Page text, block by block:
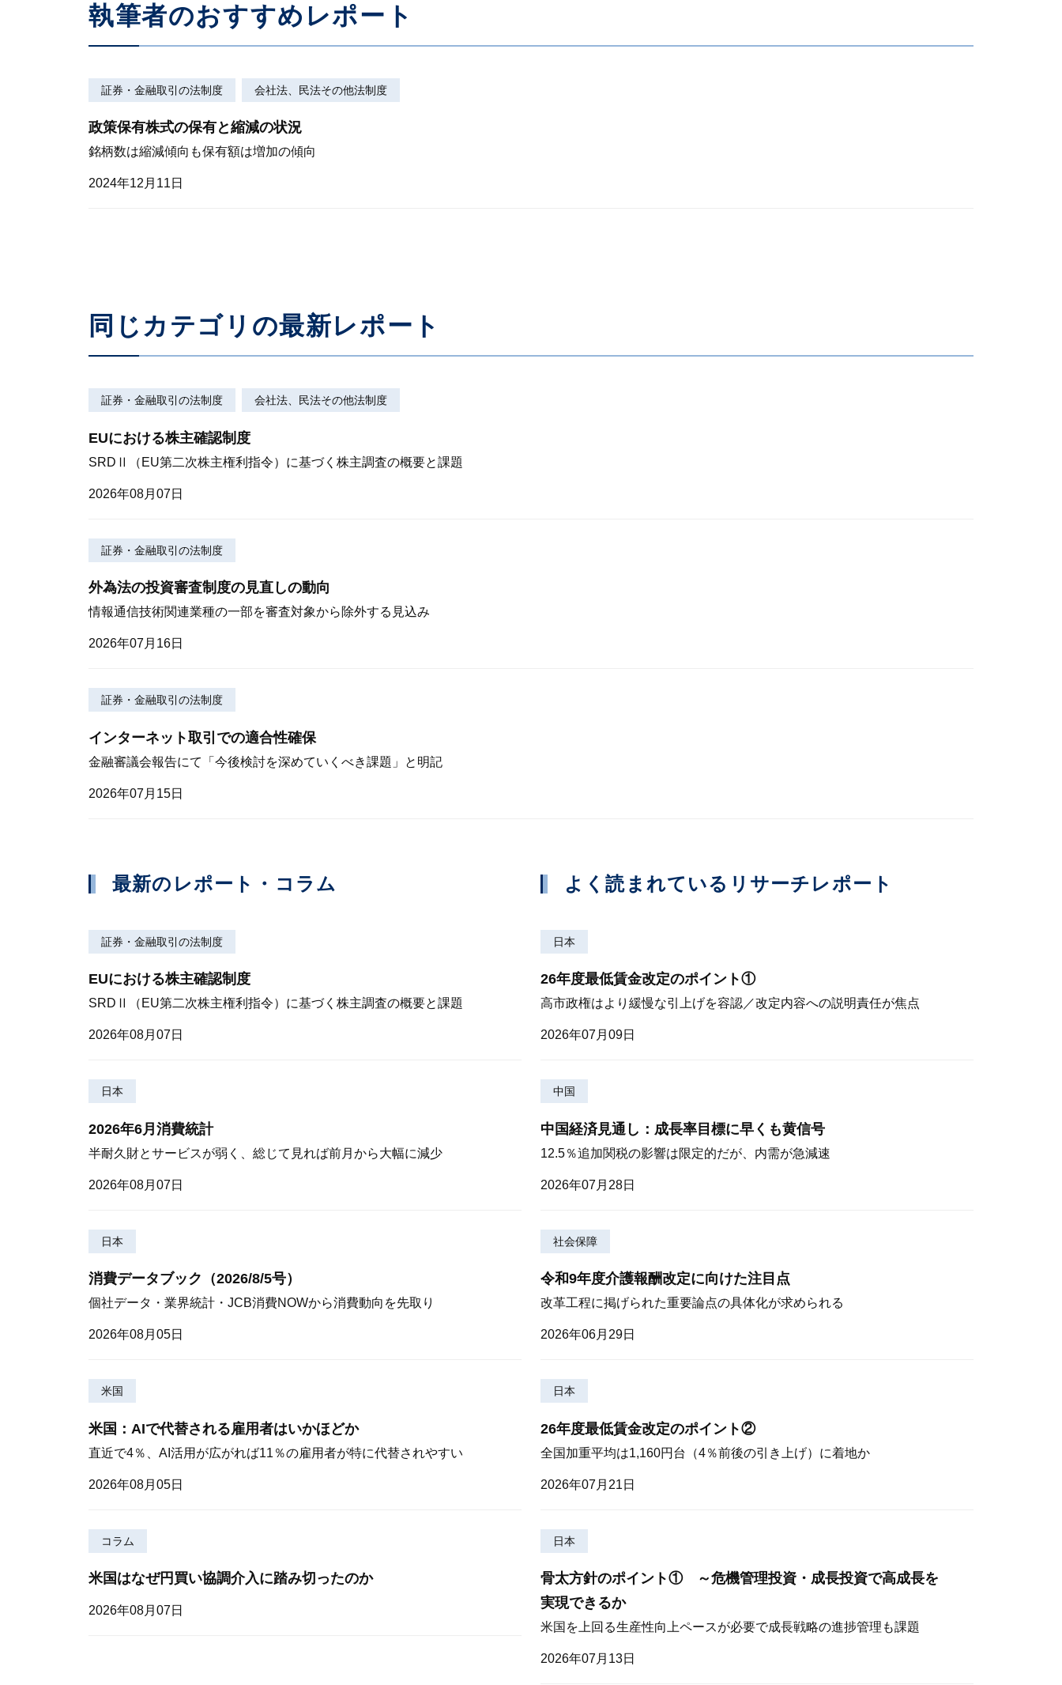
執筆者のおすすめレポート
証券・金融取引の法制度 会社法、民法その他法制度
政策保有株式の保有と縮減の状況
銘柄数は縮減傾向も保有額は増加の傾向
2024年12月11日
同じカテゴリの最新レポート
証券・金融取引の法制度 会社法、民法その他法制度
EUにおける株主確認制度
SRDⅡ（EU第二次株主権利指令）に基づく株主調査の概要と課題
2026年08月07日
証券・金融取引の法制度
外為法の投資審査制度の見直しの動向
情報通信技術関連業種の一部を審査対象から除外する見込み
2026年07月16日
証券・金融取引の法制度
インターネット取引での適合性確保
金融審議会報告にて「今後検討を深めていくべき課題」と明記
2026年07月15日
最新のレポート・コラム
証券・金融取引の法制度
EUにおける株主確認制度
SRDⅡ（EU第二次株主権利指令）に基づく株主調査の概要と課題
2026年08月07日
日本
2026年6月消費統計
半耐久財とサービスが弱く、総じて見れば前月から大幅に減少
2026年08月07日
日本
消費データブック（2026/8/5号）
個社データ・業界統計・JCB消費NOWから消費動向を先取り
2026年08月05日
米国
米国：AIで代替される雇用者はいかほどか
直近で4％、AI活用が広がれば11％の雇用者が特に代替されやすい
2026年08月05日
コラム
米国はなぜ円買い協調介入に踏み切ったのか
2026年08月07日
よく読まれているリサーチレポート
日本
26年度最低賃金改定のポイント①
高市政権はより緩慢な引上げを容認／改定内容への説明責任が焦点
2026年07月09日
中国
中国経済見通し：成長率目標に早くも黄信号
12.5％追加関税の影響は限定的だが、内需が急減速
2026年07月28日
社会保障
令和9年度介護報酬改定に向けた注目点
改革工程に掲げられた重要論点の具体化が求められる
2026年06月29日
日本
26年度最低賃金改定のポイント②
全国加重平均は1,160円台（4％前後の引き上げ）に着地か
2026年07月21日
日本
骨太方針のポイント① ～危機管理投資・成長投資で高成長を
実現できるか
米国を上回る生産性向上ペースが必要で成長戦略の進捗管理も課題
2026年07月13日